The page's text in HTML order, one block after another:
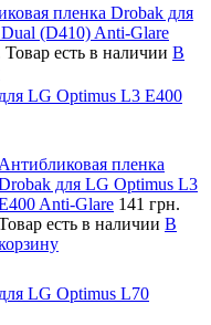
пленка Drobak для
(D410) Anti-Glare
Товар есть в наличии В
LG Optimus L3 E400
Антибликовая пленка
для LG Optimus L3
Anti-Glare 141 грн.
есть в наличии В
LG Optimus L70